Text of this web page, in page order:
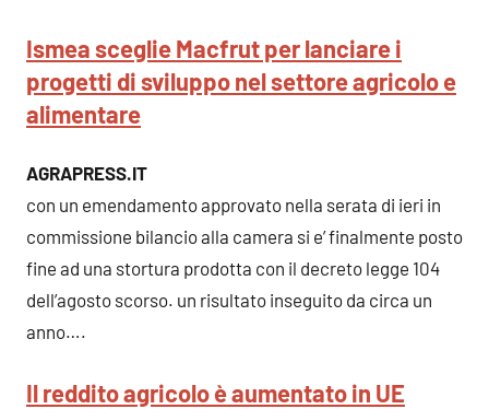
Ismea sceglie Macfrut per lanciare i
progetti di sviluppo nel settore agricolo e
alimentare
AGRAPRESS.IT
con un emendamento approvato nella serata di ieri in
commissione bilancio alla camera si e’ finalmente posto
fine ad una stortura prodotta con il decreto legge 104
dell’agosto scorso. un risultato inseguito da circa un
anno….
Il reddito agricolo è aumentato in UE